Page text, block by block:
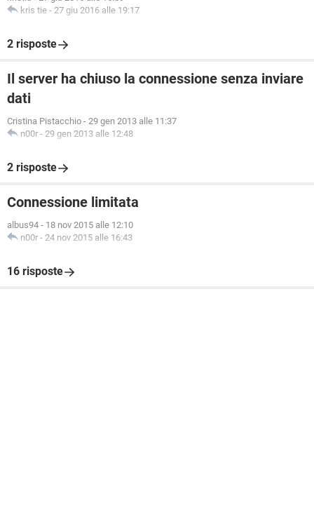
kris tie - 27 giu 2016 alle 19:17
2 risposte
Il server ha chiuso la connessione senza inviare
dati
Cristina Pistacchio - 29 gen 2013 alle 11:37
n00r - 29 gen 2013 alle 12:48
2 risposte
Connessione limitata
albus94 - 18 nov 2015 alle 12:10
n00r - 24 nov 2015 alle 16:43
16 risposte